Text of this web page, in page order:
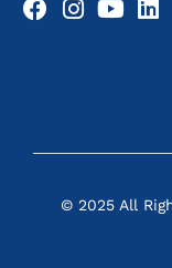
© 2025 All